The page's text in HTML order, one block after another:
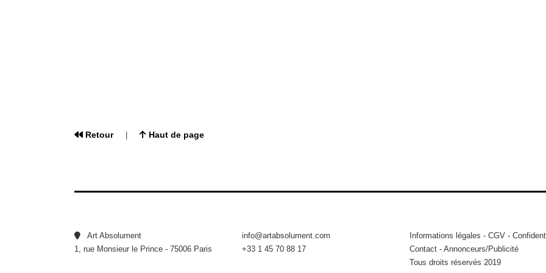
Retour| Haut de page
Art Absolument
1, rue Monsieur le Prince - 75006 Paris
info@artabsolument.com
+33 1 45 70 88 17
Informations légales - CGV -
Contact - Annonceurs/Publicité
Tous droits réservés 2019